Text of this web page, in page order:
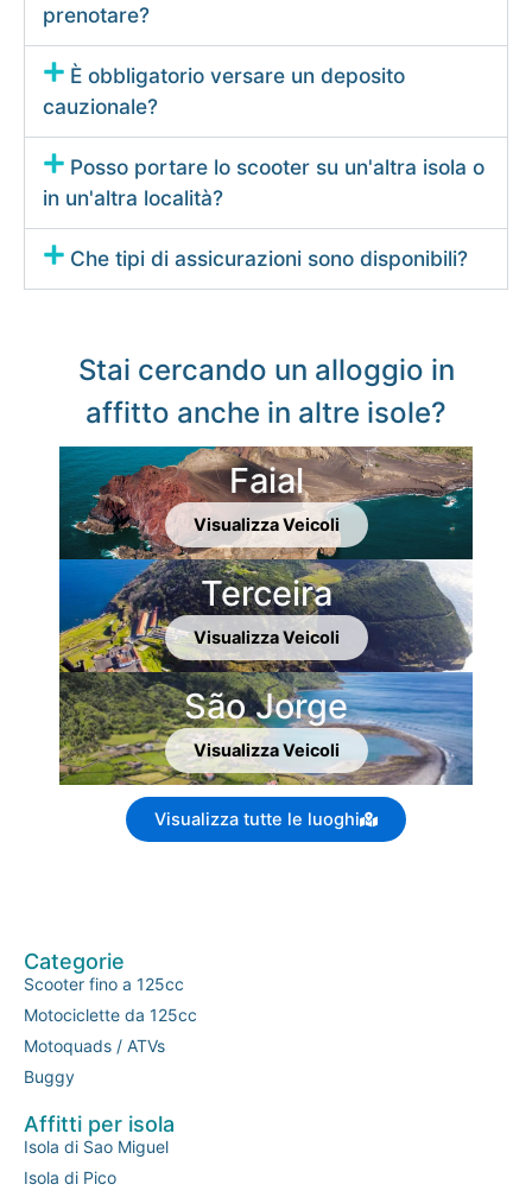
prenotare?
È obbligatorio versare un deposito
cauzionale?
Posso portare lo scooter su un'altra isola o
in un'altra località?
Che tipi di assicurazioni sono disponibili?
Stai cercando un alloggio in
affitto anche in altre isole?
Faial
Visualizza Veicoli
Terceira
Visualizza Veicoli
São Jorge
Visualizza Veicoli
Visualizza tutte le luoghi
Categorie
Scooter fino a 125cc
Motociclette da 125cc
Motoquads / ATVs
Buggy
Affitti per isola
Isola di Sao Miguel
Isola di Pico